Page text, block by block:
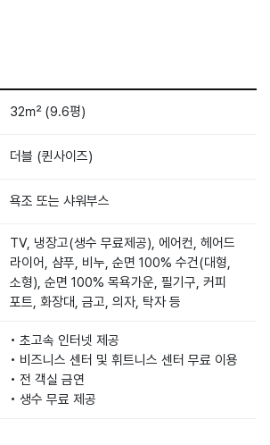
32㎡ (9.6평)
더블 (퀸사이즈)
욕조 또는 샤워부스
TV, 냉장고(생수 무료제공), 에어컨, 헤어드
라이어, 샴푸, 비누, 순면 100% 수건(대형,
소형), 순면 100% 목욕가운, 필기구, 커피
포트, 화장대, 금고, 의자, 탁자 등
• 초고속 인터넷 제공
• 비즈니스 센터 및 휘트니스 센터 무료 이용
• 전 객실 금연
• 생수 무료 제공